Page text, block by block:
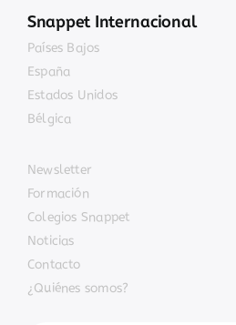
Snappet Internacional
Países Bajos
España
Estados Unidos
Bélgica
Newsletter
Formación
Colegios Snappet
Noticias
Contacto
¿Quiénes somos?